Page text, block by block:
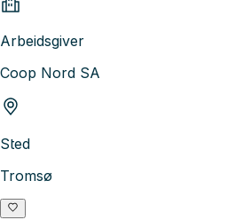
Arbeidsgiver
Coop Nord SA
Sted
Tromsø